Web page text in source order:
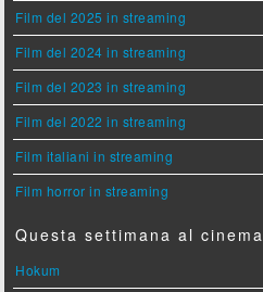
Film del 2025 in streaming
Film del 2024 in streaming
Film del 2023 in streaming
Film del 2022 in streaming
Film italiani in streaming
Film horror in streaming
Questa settimana al cinema
Hokum